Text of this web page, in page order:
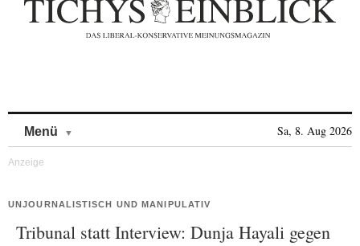
Menü Sa, 8. Aug 2026
UNJOURNALISTISCH UND MANIPULATIV
Tribunal statt Interview: Dunja Hayali gegen